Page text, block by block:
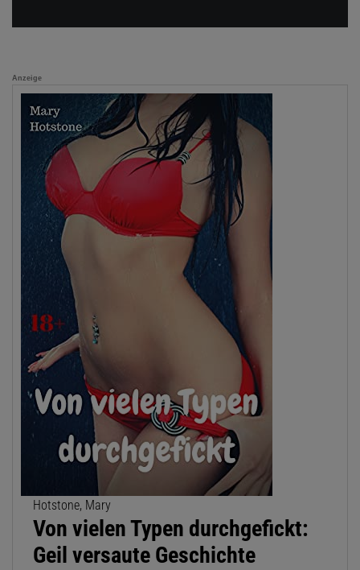
Anzeige
Hotstone, Mary
Von vielen Typen durchgefickt:
Geil versaute Geschichte